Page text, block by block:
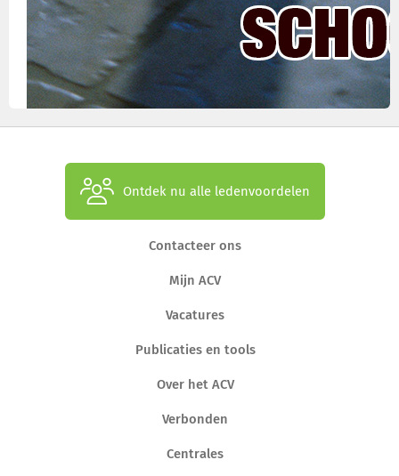
Ontdek nu alle ledenvoordelen
Contacteer ons
Mijn ACV
Vacatures
Publicaties en tools
Over het ACV
Verbonden
Centrales